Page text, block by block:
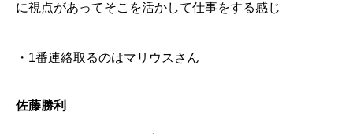
に視点があってそこを活かして仕事をする感じ
・1番連絡取るのはマリウスさん
佐藤勝利